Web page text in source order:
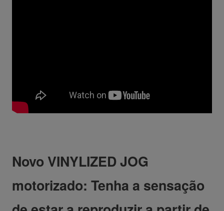
Novo VINYLIZED JOG
motorizado: Tenha a sensação